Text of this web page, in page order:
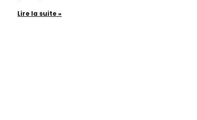
Lire la suite »